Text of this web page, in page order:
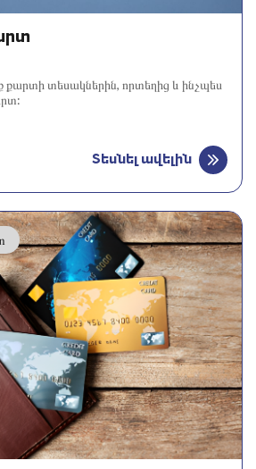
տեսակներին, որտեղից և ինչպես
Տեսնել ավելին